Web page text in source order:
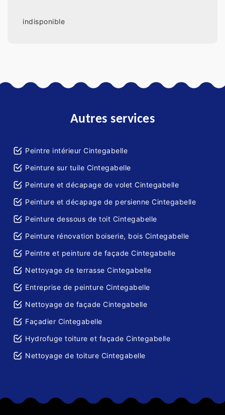
indisponible
Autres services
Peintre intérieur Cintegabelle
Peinture sur tuile Cintegabelle
Peinture et décapage de volet Cintegabelle
Peinture et décapage de persienne Cintegabelle
Peinture dessous de toit Cintegabelle
Peinture rénovation boiserie, bois Cintegabelle
Peintre et peinture de façade Cintegabelle
Nettoyage de terrasse Cintegabelle
Entreprise de peinture Cintegabelle
Nettoyage de façade Cintegabelle
Façadier Cintegabelle
Hydrofuge toiture et façade Cintegabelle
Nettoyage de toiture Cintegabelle